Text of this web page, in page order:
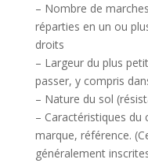
– Nombre de
réparties en un ou
droits
– Largeur du plus
passer, y compris
– Nature du sol
– Caractéristiques du
marque, référence.
généralement